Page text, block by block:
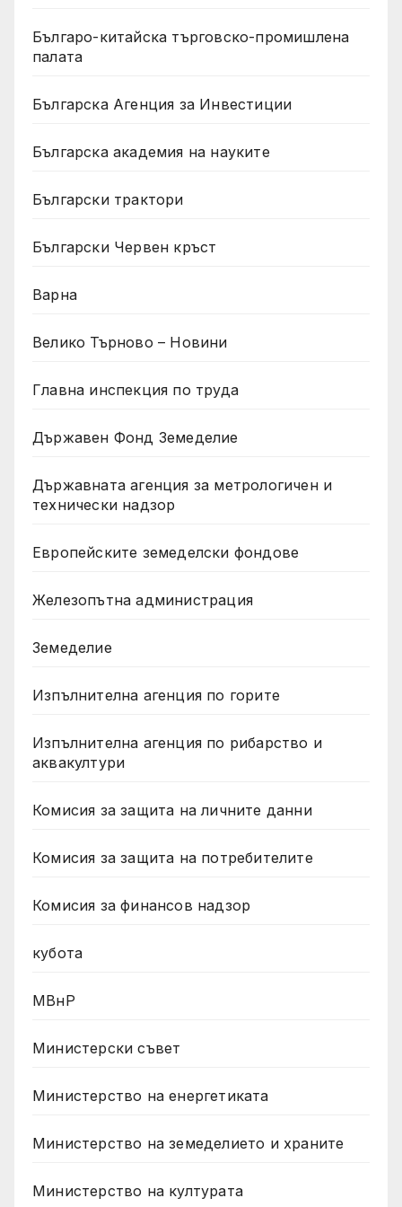
Българо-китайска търговско-промишлена
палата
Българска Агенция за Инвестиции
Българска академия на науките
Български трактори
Български Червен кръст
Варна
Велико Търново – Новини
Главна инспекция по труда
Държавен Фонд Земеделие
Държавната агенция за метрологичен и
технически надзор
Европейските земеделски фондове
Железопътна администрация
Земеделие
Изпълнителна агенция по горите
Изпълнителна агенция по рибарство и
аквакултури
Комисия за защита на личните данни
Комисия за защита на потребителите
Комисия за финансов надзор
кубота
МВнР
Министерски съвет
Министерство на енергетиката
Министерство на земеделието и храните
Министерство на културата